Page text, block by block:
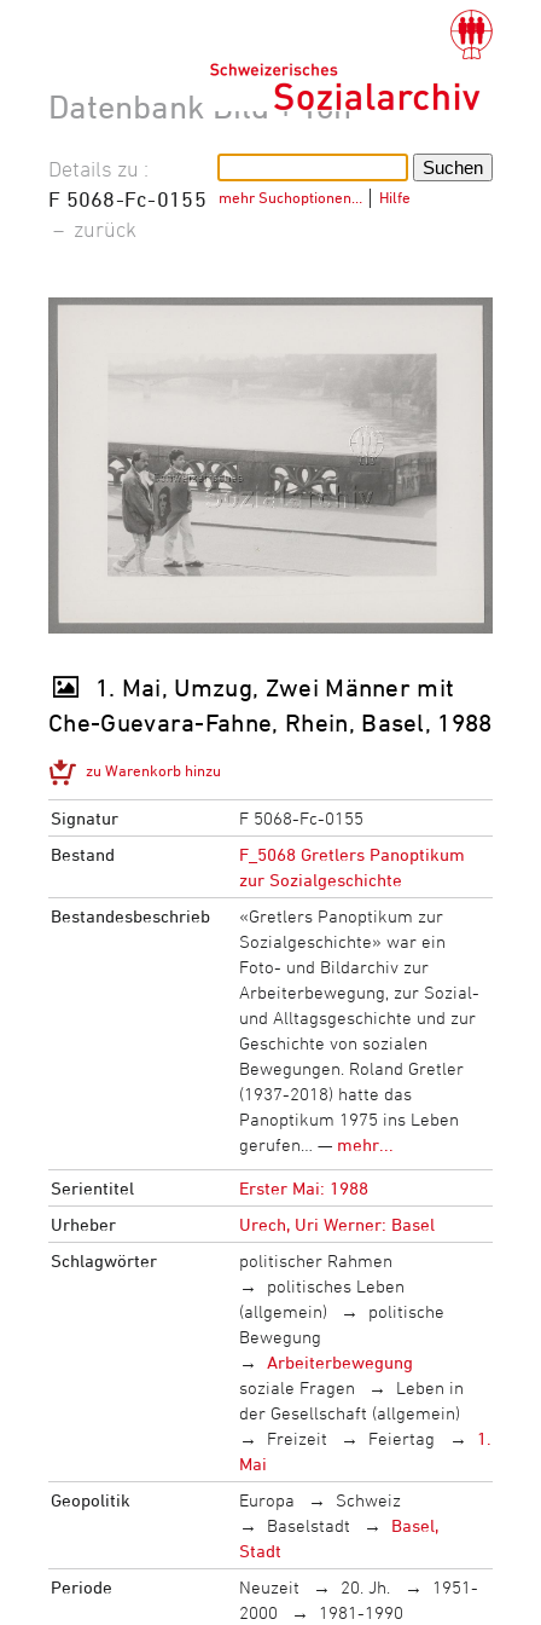
Datenbank Bild + Ton
mehr Suchoptionen… Hilfe
Details zu :
F 5068-Fc-0155
– zurück
1. Mai, Umzug, Zwei Männer mit
Che-Guevara-Fahne, Rhein, Basel, 1988
zu Warenkorb hinzu
Signatur
F 5068-Fc-0155
Bestand
F_5068 Gretlers Panoptikum
zur Sozialgeschichte
Bestandesbeschrieb
«Gretlers Panoptikum zur
Sozialgeschichte» war ein
Foto- und Bildarchiv zur
Arbeiterbewegung, zur Sozial-
und Alltagsgeschichte und zur
Geschichte von sozialen
Bewegungen. Roland Gretler
(1937-2018) hatte das
Panoptikum 1975 ins Leben
gerufen… — mehr...
Serientitel
Erster Mai: 1988
Urheber
Urech, Uri Werner: Basel
Schlagwörter
politischer Rahmen
politisches Leben
(allgemein)
politische
Bewegung
Arbeiterbewegung
soziale Fragen
Leben in
der Gesellschaft (allgemein)
Freizeit
Feiertag
1.
Mai
Geopolitik
Europa
Schweiz
Baselstadt
Basel,
Stadt
Periode
Neuzeit 20. Jh.
1951-
2000
1981-1990